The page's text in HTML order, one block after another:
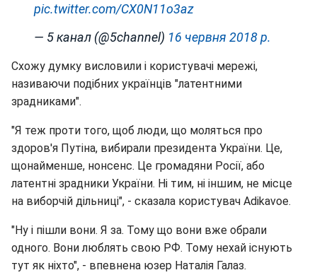
pic.twitter.com/CX0N11o3az
— 5 канал (@5channel) 16 червня 2018 р.
Схожу думку висловили і користувачі мережі,
називаючи подібних українців "латентними
зрадниками".
"Я теж проти того, щоб люди, що моляться про
здоров'я Путіна, вибирали президента України. Це,
щонайменше, нонсенс. Це громадяни Росії, або
латентні зрадники України. Ні тим, ні іншим, не місце
на виборчій дільниці", - сказала користувач Adikavoe.
"Ну і пішли вони. Я за. Тому що вони вже обрали
одного. Вони люблять свою РФ. Тому нехай існують
тут як ніхто", - впевнена юзер Наталія Галаз.